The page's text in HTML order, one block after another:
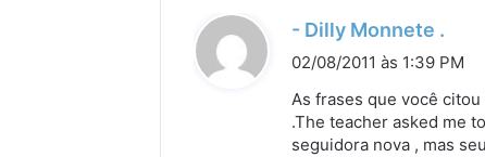
- Dilly Monnete .
i
s
e
02/08/2011 às 1:39 PM
As frases que você
.The teacher asked me
seguidora nova , mas